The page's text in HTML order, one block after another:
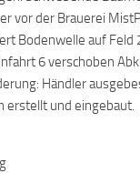
vor der Brauerei
Bodenwelle auf Feld
6 verschoben
Händler
erstellt und eingebaut.